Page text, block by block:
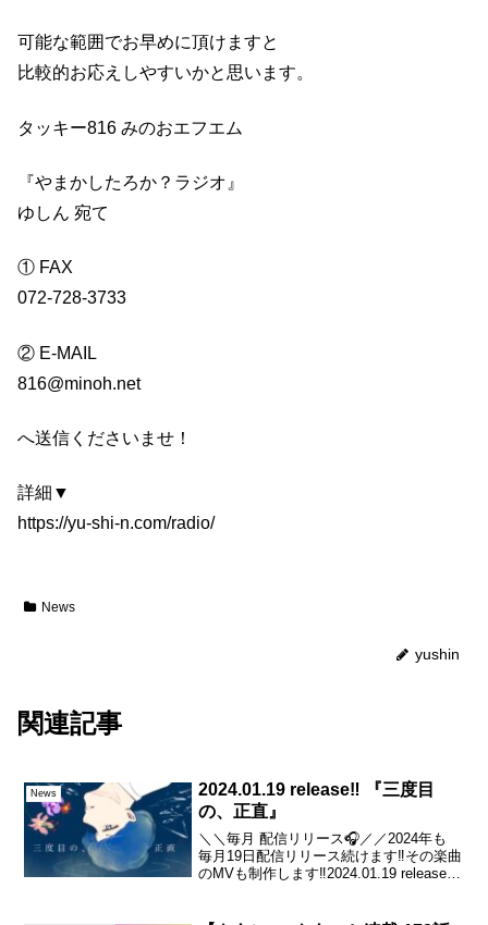
可能な範囲でお早めに頂けますと
比較的お応えしやすいかと思います。
タッキー816 みのおエフエム
『やまかしたろか？ラジオ』
ゆしん 宛て
① FAX
072-728-3733
② E-MAIL
816@minoh.net
へ送信くださいませ！
詳細▼
https://yu-shi-n.com/radio/
News
yushin
関連記事
News
2024.01.19 release‼︎ 『三度目
の、正直』
＼＼毎月 配信リリース🎧／／2024年も
毎月19日配信リリース続けます‼️その楽曲
のMVも制作します‼️2024.01.19 release‼︎